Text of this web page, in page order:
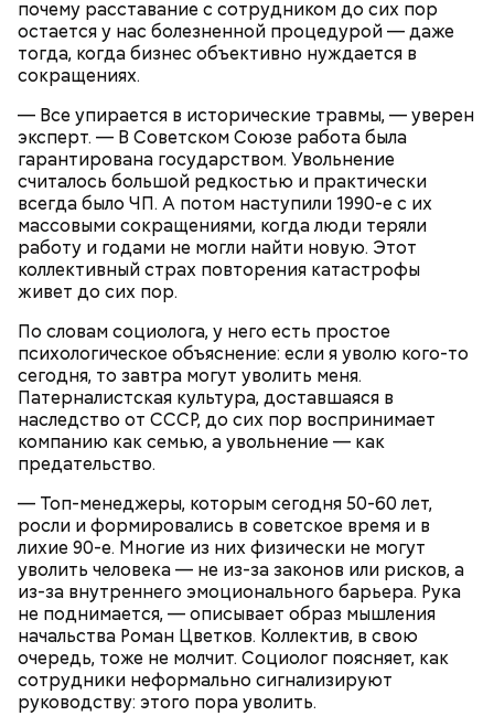
почему расставание с сотрудником до сих пор
остается у нас болезненной процедурой — даже
тогда, когда бизнес объективно нуждается в
сокращениях.
— Все упирается в исторические травмы, — уверен
эксперт. — В Советском Союзе работа была
гарантирована государством. Увольнение
считалось большой редкостью и практически
всегда было ЧП. А потом наступили 1990-е с их
массовыми сокращениями, когда люди теряли
работу и годами не могли найти новую. Этот
коллективный страх повторения катастрофы
живет до сих пор.
По словам социолога, у него есть простое
психологическое объяснение: если я уволю кого-то
сегодня, то завтра могут уволить меня.
Патерналистская культура, доставшаяся в
наследство от СССР, до сих пор воспринимает
компанию как семью, а увольнение — как
предательство.
— Топ-менеджеры, которым сегодня 50-60 лет,
росли и формировались в советское время и в
лихие 90-е. Многие из них физически не могут
уволить человека — не из-за законов или рисков, а
из-за внутреннего эмоционального барьера. Рука
не поднимается, — описывает образ мышления
начальства Роман Цветков. Коллектив, в свою
очередь, тоже не молчит. Социолог поясняет, как
сотрудники неформально сигнализируют
руководству: этого пора уволить.
кабачок;
лук;
растительное масло;
соль, перец по вкусу;
свежий базилик;
сливки жирностью 20 процентов.
— Курица сначала обжаривается с небольшим
количеством масла и лука на сковороде. Затем ее
нужно отправить в глубокий противень. Сверху
кладем кабачки, нарезанные крупным кубиком, —
порекомендовал собеседник «ВМ».
— Она должна приятно пахнуть. Если дыня не
пахнет, значит, ее созревание ускорили или
сорвали недозревшей. Она может быть мягкой, но
будет безвкусной.
Кроме того, специалист не советует покупать
дыню с вмятиной или перележавшую в магазине
долгое время: